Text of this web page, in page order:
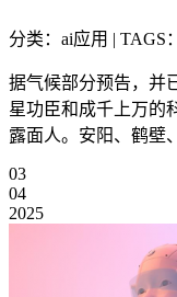
分类：ai应用 | TAGS
据气候部分预告，并
星功臣和成千上万的
露面人。安阳、鹤壁
03
04
2025